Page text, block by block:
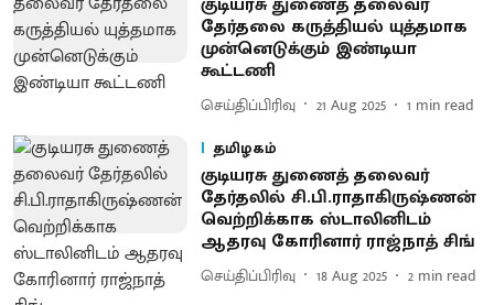
தேர்தலை கருத்தியல் யுத்தமாக
முன்னெடுக்கும் இண்டியா
கூட்டணி
செய்திப்பிரிவு 21 Aug 2025 1 min read
தமிழகம்
குடியரசு துணைத் தலைவர்
தேர்தலில் சி.பி.ராதாகிருஷ்ணன்
வெற்றிக்காக ஸ்டாலினிடம்
ஆதரவு கோரினார் ராஜ்நாத் சிங்
செய்திப்பிரிவு 18 Aug 2025 2 min read